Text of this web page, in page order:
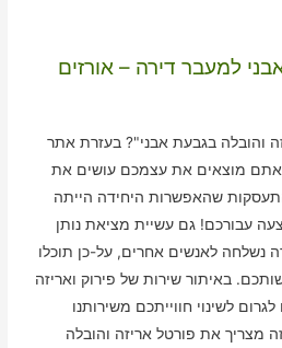
למעבר דירה – אורזים
והובלה בגבעת אבני"? בעזרת אתר
אתם מוצאים את עצמכם עושים את
שהאפשרות היחידה הייתה
עבורכם! גם עשיית מציאת נותן
נשלחה לאנשים אחרים, על-כן תוכלו
באיתור שירות של פירוק ואריזה
לשינוי חווייתכם משירותנו
מצריך את פורטל אריזה והובלה